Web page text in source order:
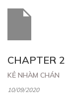
CHAPTER 2
KẺ NHÀM CHÁN
10/09/2020